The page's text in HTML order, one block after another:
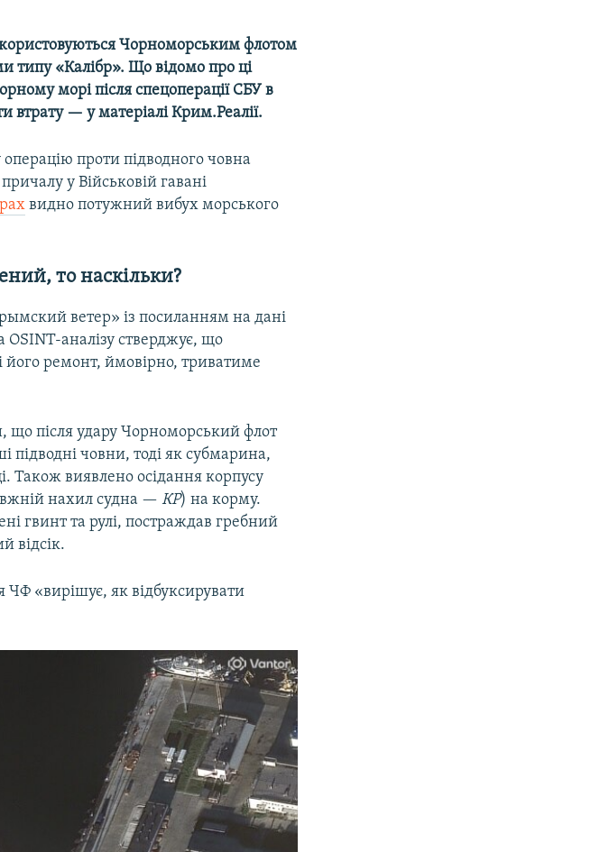
Чорноморським флотом
типу «Калібр». Що відомо про ці
морі після спецоперації СБУ в
втрату — у матеріалі Крим.Реалії.
проти підводного човна
у Військовій гавані
видно потужний вибух морського
то наскільки?
ветер» із посиланням на дані
OSINT-аналізу стверджує, що
його ремонт, ймовірно, триватиме
що після удару Чорноморський флот
підводні човни, тоді як субмарина,
Також виявлено осідання корпусу
нахил судна —КР) на корму.
гвинт та рулі, постраждав гребний
відсік.
«вирішує, як відбуксирувати